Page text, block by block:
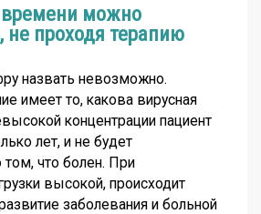
времени можно
не проходя терапию
назвать невозможно.
имеет то, какова вирусная
концентрации пациент
лет, и не будет
что болен. При
высокой, происходит
заболевания и больной